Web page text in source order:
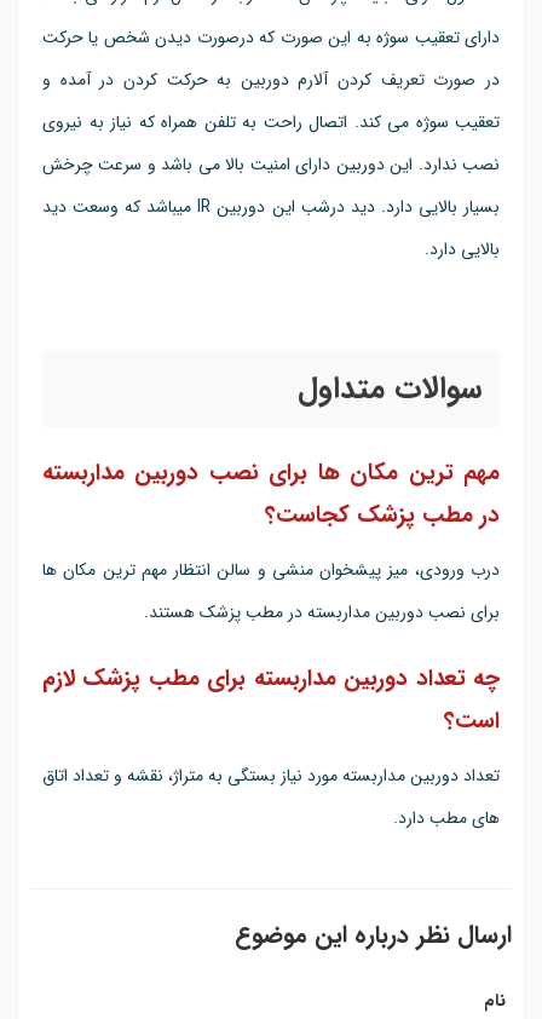
دارای تعقیب سوژه به این صورت که درصورت دیدن شخص یا حرکت
در صورت تعریف کردن آلارم دوربین به حرکت کردن در آمده و
تعقیب سوژه می کند. اتصال راحت به تلفن همراه که نیاز به نیروی
نصب ندارد. این دوربین دارای امنیت بالا می باشد و سرعت چرخش
بسیار بالایی دارد. دید درشب این دوربین IR میباشد که وسعت دید
بالایی دارد.
سوالات متداول
مهم ترین مکان ها برای نصب دوربین مداربسته
در مطب پزشک کجاست؟
درب ورودی، میز پیشخوان منشی و سالن انتظار مهم ترین مکان ها
برای نصب دوربین مداربسته در مطب پزشک هستند.
چه تعداد دوربین مداربسته برای مطب پزشک لازم
است؟
تعداد دوربین مداربسته مورد نیاز بستگی به متراژ، نقشه و تعداد اتاق
های مطب دارد.
ارسال نظر درباره این موضوع
نام